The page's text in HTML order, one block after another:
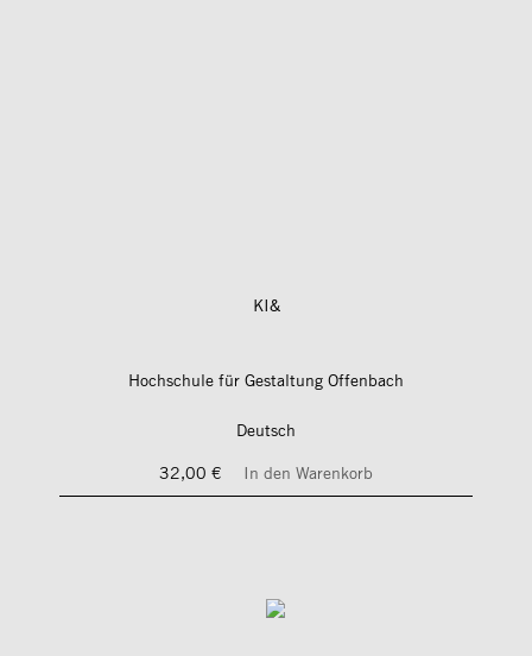
KI&
Hochschule für Gestaltung Offenbach
Deutsch
32,00 €
In den Warenkorb